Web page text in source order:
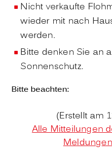
Nicht verkaufte
wieder mit nach
werden.
Bitte denken Sie an
Sonnenschutz.
Bitte beachten:
(Erstellt am
Alle Mitteilungen